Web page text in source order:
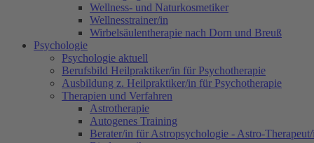
Wellness- und Naturkosmetiker
Wellnesstrainer/in
Wirbelsäulentherapie nach Dorn und Breuß
Psychologie
Psychologie aktuell
Berufsbild Heilpraktiker/in für Psychotherapie
Ausbildung z. Heilpraktiker/in für Psychotherapie
Therapien und Verfahren
Astrotherapie
Autogenes Training
Berater/in für Astropsychologie - Astro-